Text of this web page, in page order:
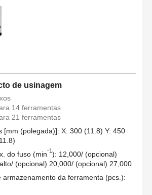
de usinagem
14 ferramentas
21 ferramentas
[mm (polegada)]: X: 300 (11.8) Y: 450
do fuso (min-1): 12,000/ (opcional)
(opcional) 20,000/ (opcional) 27,000
armazenamento da ferramenta (pcs.):